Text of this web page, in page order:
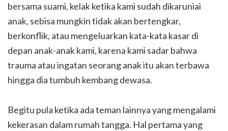
bersama suami, kelak ketika kami sudah dikaruniai
anak, sebisa mungkin tidak akan bertengkar,
berkonflik, atau mengeluarkan kata-kata kasar di
depan anak-anak kami, karena kami sadar bahwa
trauma atau ingatan seorang anak itu akan terbawa
hingga dia tumbuh kembang dewasa.
Begitu pula ketika ada teman lainnya yang mengalami
kekerasan dalam rumah tangga. Hal pertama yang